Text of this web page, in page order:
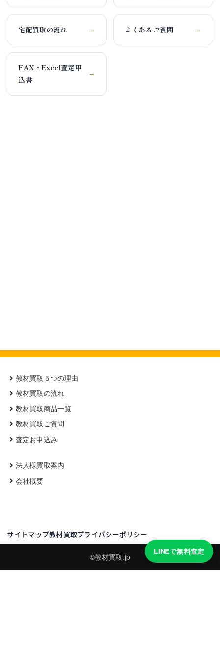
宅配買取の流れ → よくあるご質問 →
FAX・Excel査定申
込書
→
教材買取５つの理由
教材買取の流れ
教材買取商品一覧
教材買取ご質問
査定お申込み
法人様買取案内
会社概要
サイトマップ教材買取プライバシーポリシー
©教材買取.jp
LINEで無料査定